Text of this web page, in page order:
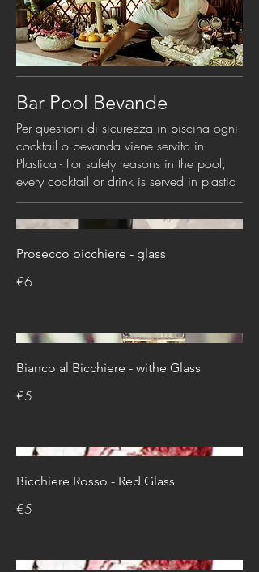
Bar Pool Bevande
Per questioni di sicurezza in piscina ogni
cocktail o bevanda viene servito in
Plastica - For safety reasons in the pool,
Prosecco bicchiere - glass
€6
Bianco al Bicchiere - withe Glass
€5
Bicchiere Rosso - Red Glass
€5